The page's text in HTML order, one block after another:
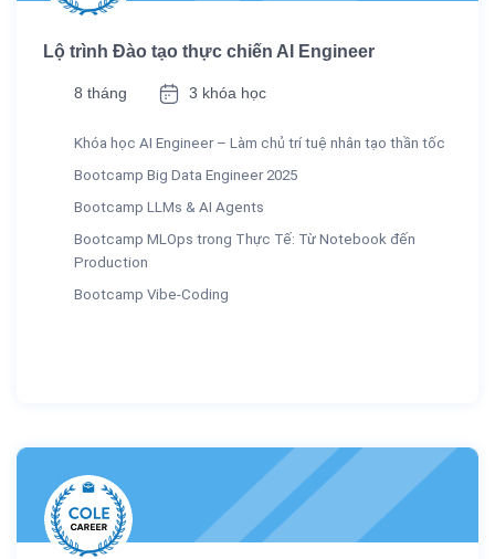
Lộ trình Đào tạo thực chiến AI Engineer
8 tháng 3 khóa học
Khóa học AI Engineer – Làm chủ trí tuệ nhân tạo thần tốc
Bootcamp Big Data Engineer 2025
Bootcamp LLMs & AI Agents
Bootcamp MLOps trong Thực Tế: Từ Notebook đến
Production
Bootcamp Vibe-Coding